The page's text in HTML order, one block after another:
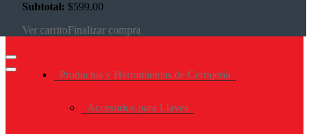
Subtotal: $599.00
Ver carritoFinalizar compra
Productos y Herramientas de Cerrajeria
Accesorios para Llaves